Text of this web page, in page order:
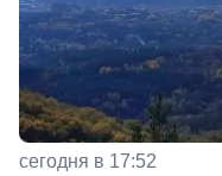
сегодня в 17:52